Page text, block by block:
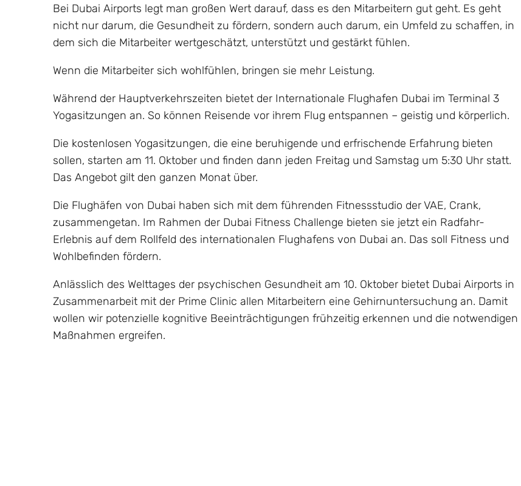
Bei Dubai Airports legt man großen Wert darauf, dass es den Mitarbeitern gut geht. Es geht
nicht nur darum, die Gesundheit zu fördern, sondern auch darum, ein Umfeld zu schaffen, in
dem sich die Mitarbeiter wertgeschätzt, unterstützt und gestärkt fühlen.
Wenn die Mitarbeiter sich wohlfühlen, bringen sie mehr Leistung.
Während der Hauptverkehrszeiten bietet der Internationale Flughafen Dubai im Terminal 3
Yogasitzungen an. So können Reisende vor ihrem Flug entspannen – geistig und körperlich.
Die kostenlosen Yogasitzungen, die eine beruhigende und erfrischende Erfahrung bieten
sollen, starten am 11. Oktober und finden dann jeden Freitag und Samstag um 5:30 Uhr statt.
Das Angebot gilt den ganzen Monat über.
Die Flughäfen von Dubai haben sich mit dem führenden Fitnessstudio der VAE, Crank,
zusammengetan. Im Rahmen der Dubai Fitness Challenge bieten sie jetzt ein Radfahr-
Erlebnis auf dem Rollfeld des internationalen Flughafens von Dubai an. Das soll Fitness und
Wohlbefinden fördern.
Anlässlich des Welttages der psychischen Gesundheit am 10. Oktober bietet Dubai Airports in
Zusammenarbeit mit der Prime Clinic allen Mitarbeitern eine Gehirnuntersuchung an. Damit
wollen wir potenzielle kognitive Beeinträchtigungen frühzeitig erkennen und die notwendigen
Maßnahmen ergreifen.